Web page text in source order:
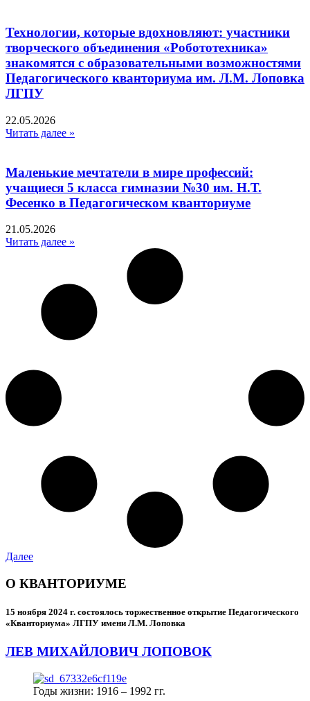
Технологии, которые вдохновляют: участники
творческого объединения «Робототехника»
знакомятся с образовательными возможностями
Педагогического кванториума им. Л.М. Лоповка
ЛГПУ
22.05.2026
Читать далее »
Маленькие мечтатели в мире профессий:
учащиеся 5 класса гимназии №30 им. Н.Т.
Фесенко в Педагогическом кванториуме
21.05.2026
Читать далее »
Далее
О КВАНТОРИУМЕ
15 ноября 2024 г. состоялось торжественное открытие Педагогического
«Кванториума» ЛГПУ имени Л.М. Лоповка
ЛЕВ МИХАЙЛОВИЧ ЛОПОВОК
Годы жизни: 1916 – 1992 гг.